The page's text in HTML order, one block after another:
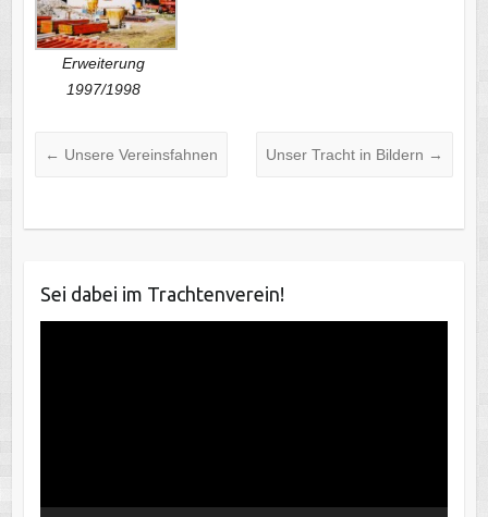
Erweiterung
1997/1998
← Unsere Vereinsfahnen Unser Tracht in Bildern →
Sei dabei im Trachtenverein!